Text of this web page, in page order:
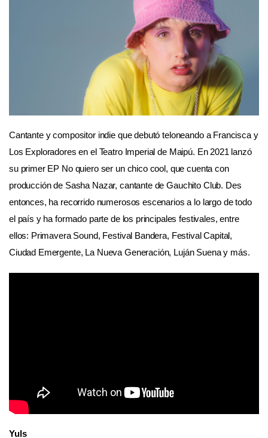
Cantante y compositor indie que debutó teloneando a Francisca y
Los Exploradores en el Teatro Imperial de Maipú. En 2021 lanzó
su primer EP No quiero ser un chico cool, que cuenta con
producción de Sasha Nazar, cantante de Gauchito Club. Des
entonces, ha recorrido numerosos escenarios a lo largo de todo
el país y ha formado parte de los principales festivales, entre
ellos: Primavera Sound, Festival Bandera, Festival Capital,
Ciudad Emergente, La Nueva Generación, Luján Suena y más.
Yuls